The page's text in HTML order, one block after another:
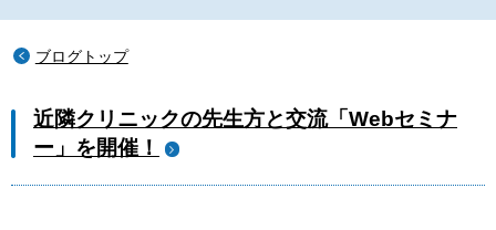
ブログトップ
近隣クリニックの先生方と交流「Webセミナ
ー」を開催！